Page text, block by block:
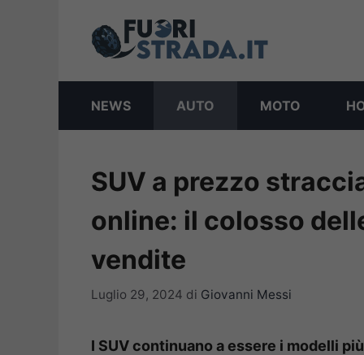
NEWS AUTO MOTO
SUV a prezzo
online: il colosso
vendite
Luglio 29, 2024 di Giovanni Messi
I SUV continuano a essere i modelli